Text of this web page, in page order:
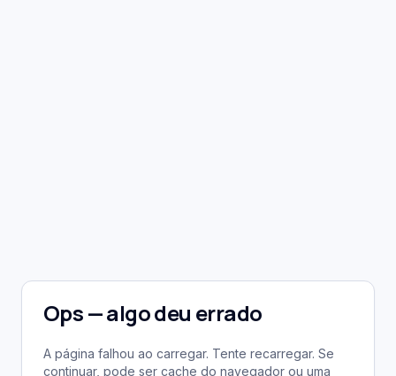
Ops — algo deu errado
A página falhou ao carregar. Tente recarregar. Se
continuar, pode ser cache do navegador ou uma